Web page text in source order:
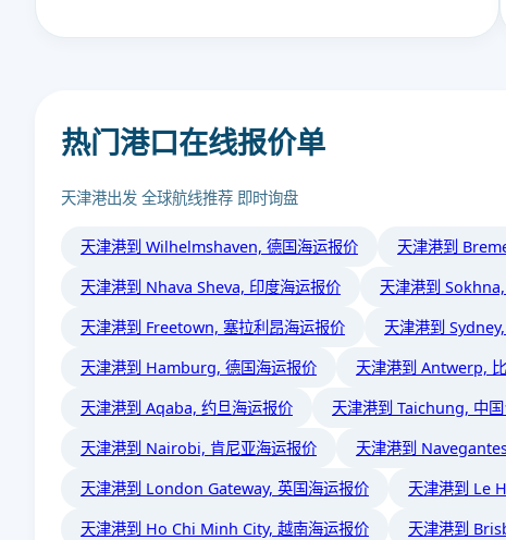
热门港口在线报价单
天津港出发 全球航线推荐 即时询盘
天津港到 Wilhelmshaven, 德国海运报价 天津港到
天津港到 Nhava Sheva, 印度海运报价
天津港到
天津港到 Freetown, 塞拉利昂海运报价
天津港到
天津港到 Hamburg, 德国海运报价
天津港到 Antwerp,
天津港到 Aqaba, 约旦海运报价
天津港到 Taichung, 中
天津港到 Nairobi, 肯尼亚海运报价
天津港到
天津港到 London Gateway, 英国海运报价
天津港到 Le
天津港到 Ho Chi Minh City, 越南海运报价
天津港到